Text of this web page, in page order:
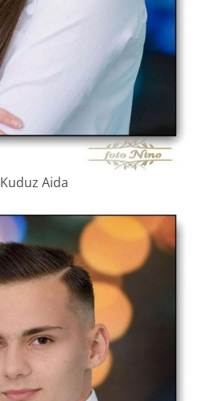
Kuduz Aida